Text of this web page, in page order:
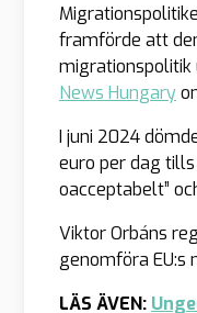
framförde att
migrationspolitik
News Hungary
I juni 2024
euro per dag
oacceptabelt”
Viktor Orbáns
genomföra EU:s
LÄS ÄVEN: